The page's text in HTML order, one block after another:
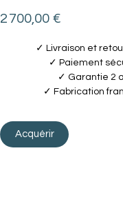
2 700,00 €Prix
✓ Livraison et
✓ Paiement
✓ Garantie 2
✓ Fabrication
Acquérir